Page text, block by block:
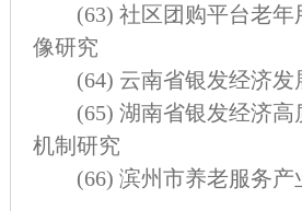
(63) 社区团购平台老年
像研究
(64) 云南省银发经济发
(65) 湖南省银发经济高
机制研究
(66) 滨州市养老服务产